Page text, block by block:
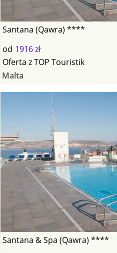
Santana (Qawra) ****
od 1916 zł
Oferta zTOP Touristik
Malta
Santana & Spa (Qawra) ****